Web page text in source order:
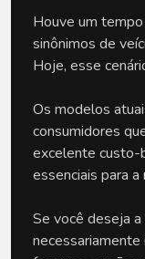
Houve um
sinônimos de
Hoje, esse
Os modelos
consumidores
excelente custo-
essenciais para a
Se você deseja